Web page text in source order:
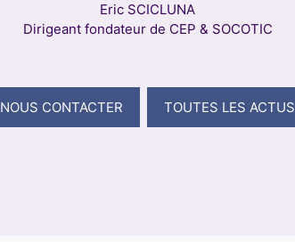
Eric SCICLUNA
Dirigeant fondateur de CEP & SOCOTIC
NOUS CONTACTER TOUTES LES ACTUS